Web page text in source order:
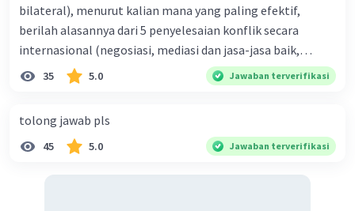
bilateral), menurut kalian mana yang paling efektif,
berilah alasannya dari 5 penyelesaian konflik secara
internasional (negosiasi, mediasi dan jasa-jasa baik,
konsiliasi, penyelidikan, dan penyelesaian di bawah
naungan organisasi PBB), menurut kalian mana yang
35 5.0 Jawaban terverifikasi
tolong jawab pls
45 5.0 Jawaban terverifikasi